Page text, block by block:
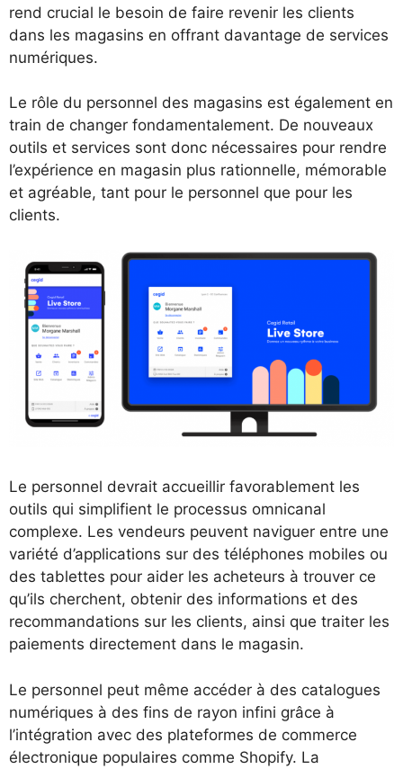
rend crucial le besoin de faire revenir les clients
dans les magasins en offrant davantage de services
numériques.
Le rôle du personnel des magasins est également en
train de changer fondamentalement. De nouveaux
outils et services sont donc nécessaires pour rendre
l’expérience en magasin plus rationnelle, mémorable
et agréable, tant pour le personnel que pour les
clients.
Le personnel devrait accueillir favorablement les
outils qui simplifient le processus omnicanal
complexe. Les vendeurs peuvent naviguer entre une
variété d’applications sur des téléphones mobiles ou
des tablettes pour aider les acheteurs à trouver ce
qu’ils cherchent, obtenir des informations et des
recommandations sur les clients, ainsi que traiter les
paiements directement dans le magasin.
Le personnel peut même accéder à des catalogues
numériques à des fins de rayon infini grâce à
l’intégration avec des plateformes de commerce
électronique populaires comme Shopify. La